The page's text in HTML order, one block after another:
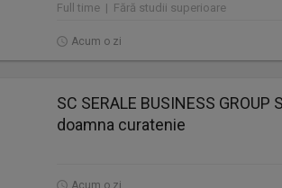
Full time | Fără studii superioare
Acum o zi
SC SERALE BUSINESS GROUP
doamna curatenie
Acum o zi